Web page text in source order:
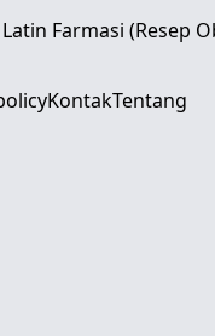
Farmasi (Resep
KontakTentang